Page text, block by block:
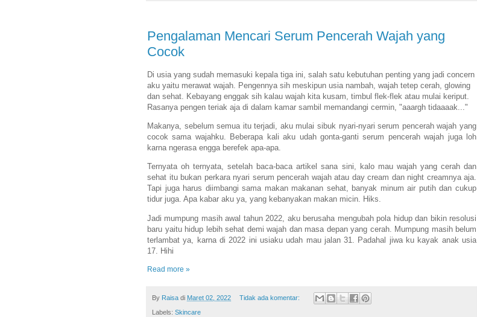
Pengalaman Mencari Serum Pencerah Wajah yang
Cocok
Di usia yang sudah memasuki kepala tiga ini, salah satu kebutuhan penting yang jadi concern
aku yaitu merawat wajah. Pengennya sih meskipun usia nambah, wajah tetep cerah, glowing
dan sehat. Kebayang enggak sih kalau wajah kita kusam, timbul flek-flek atau mulai keriput.
Rasanya pengen teriak aja di dalam kamar sambil memandangi cermin, "aaargh tidaaaak..."
Makanya, sebelum semua itu terjadi, aku mulai sibuk nyari-nyari serum pencerah wajah yang
cocok sama wajahku. Beberapa kali aku udah gonta-ganti serum pencerah wajah juga loh
karna ngerasa engga berefek apa-apa.
Ternyata oh ternyata, setelah baca-baca artikel sana sini, kalo mau wajah yang cerah dan
sehat itu bukan perkara nyari serum pencerah wajah atau day cream dan night creamnya aja.
Tapi juga harus diimbangi sama makan makanan sehat, banyak minum air putih dan cukup
tidur juga. Apa kabar aku ya, yang kebanyakan makan micin. Hiks.
Jadi mumpung masih awal tahun 2022, aku berusaha mengubah pola hidup dan bikin resolusi
baru yaitu hidup lebih sehat demi wajah dan masa depan yang cerah. Mumpung masih belum
terlambat ya, karna di 2022 ini usiaku udah mau jalan 31. Padahal jiwa ku kayak anak usia
17. Hihi
Read more »
By Raisa di Maret 02, 2022 Tidak ada komentar:
Labels: Skincare